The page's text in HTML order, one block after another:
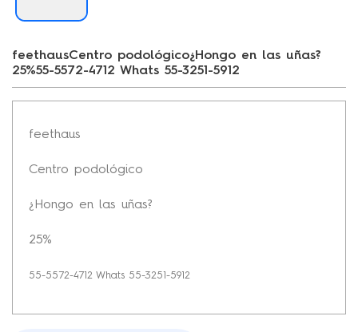
feethausCentro podológico¿Hongo en las uñas?
25%55-5572-4712 Whats 55-3251-5912
feethaus
Centro podológico
¿Hongo en las uñas?
25%
55-5572-4712 Whats 55-3251-5912